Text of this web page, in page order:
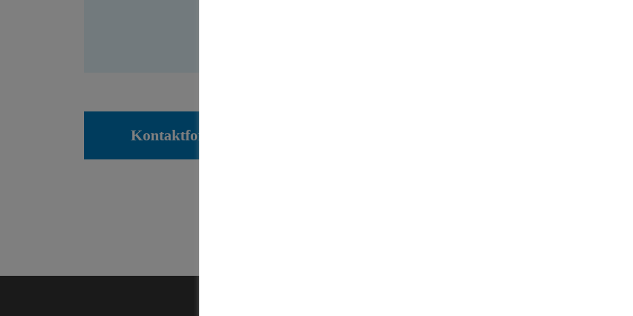
außerhalb
Kontaktformular